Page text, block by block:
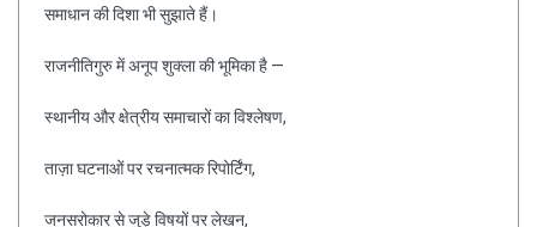
समाधान की दिशा भी सुझाते हैं।
राजनीतिगुरु में अनूप शुक्ला की भूमिका है —
स्थानीय और क्षेत्रीय समाचारों का विश्लेषण,
ताज़ा घटनाओं पर रचनात्मक रिपोर्टिंग,
जनसरोकार से जुड़े विषयों पर लेखन,